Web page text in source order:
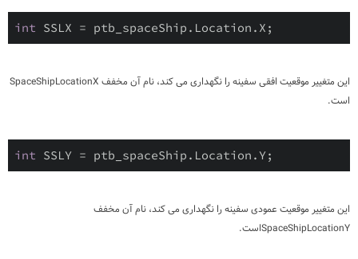
int SSLX = ptb_spaceShip.Location.X;
این متغییر موقعیت افقی سفینه را نگهداری می کند، نام آن مخفف SpaceShipLocationX
است.
int SSLY = ptb_spaceShip.Location.Y;
این متغییر موقعیت عمودی سفینه را نگهداری می کند، نام آن مخفف
SpaceShipLocationYاست.